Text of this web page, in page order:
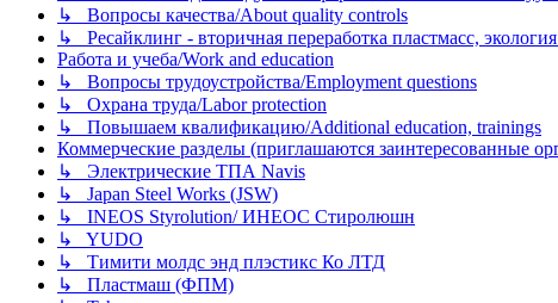
↳ Вопросы качества/About quality controls
↳ Ресайклинг - вторичная переработка пластмасс,
Работа и учеба/Work and education
↳ Вопросы трудоустройства/Employment questions
↳ Охрана труда/Labor protection
↳ Повышаем квалификацию/Additional education, trainings
Коммерческие разделы (приглашаются заинтересованные
↳ Электрические ТПА Navis
↳ Japan Steel Works (JSW)
↳ INEOS Styrolution/ ИНЕОС Стиролюшн
↳ YUDO
↳ Тимити молдс энд плэстикс Ко ЛТД
↳ Пластмаш (ФПМ)